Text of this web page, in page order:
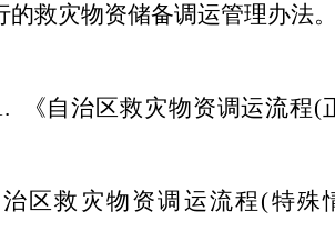
的救灾物资储备调运管理办法
《自治区救灾物资调运流程(
治区救灾物资调运流程(特殊